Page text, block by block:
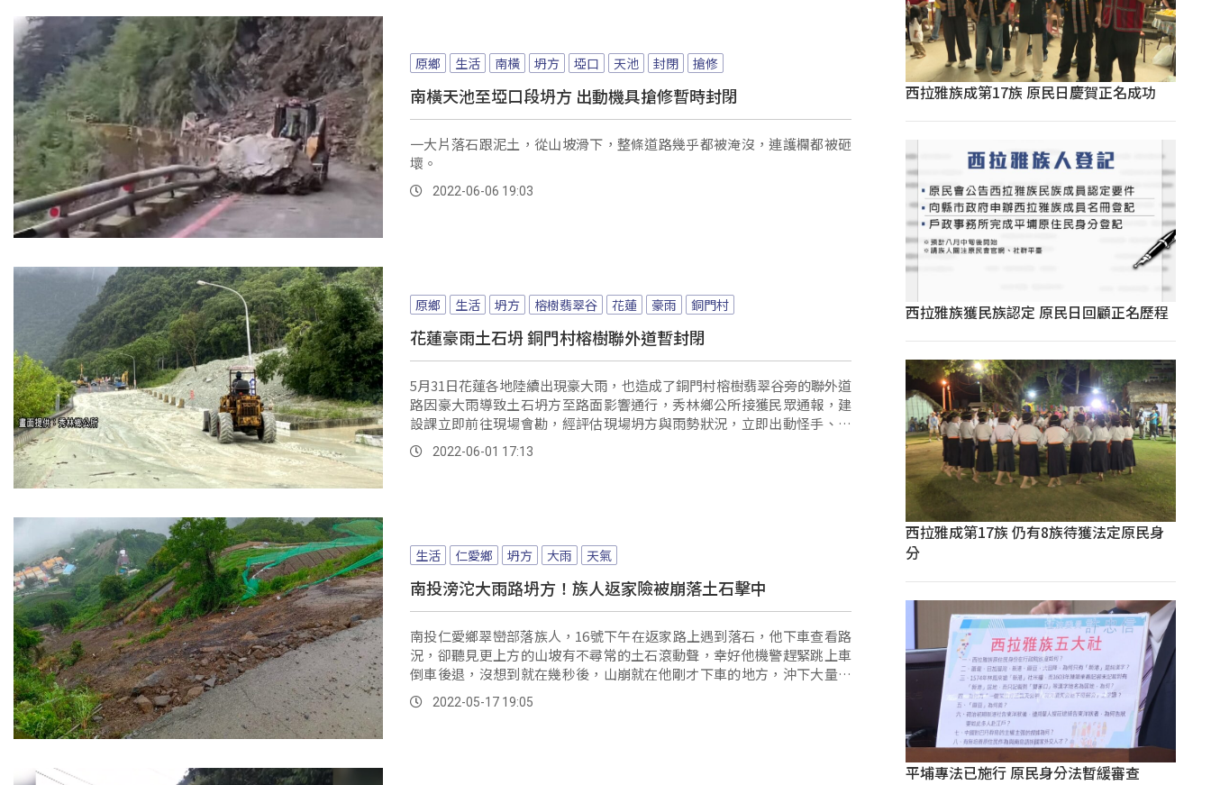
原鄉 生活 南橫 坍方 埡口 天池 封閉 搶修
南橫天池至埡口段坍方 出動機具搶修暫時封閉
一大片落石跟泥土，從山坡滑下，整條道路幾乎都被淹沒，連護欄都被砸
壞。
2022-06-06 19:03
原鄉 生活 坍方 榕樹翡翠谷 花蓮 豪雨 銅門村
花蓮豪雨土石坍 銅門村榕樹聯外道暫封閉
5月31日花蓮各地陸續出現豪大雨，也造成了銅門村榕樹翡翠谷旁的聯外道
路因豪大雨導致土石坍方至路面影響通行，秀林鄉公所接獲民眾通報，建
設課立即前往現場會勘，經評估現場坍方與雨勢狀況，立即出動怪手、小
山貓...。2022-06-01 17:13
生活 仁愛鄉 坍方 大雨 天氣
南投滂沱大雨路坍方！族人返家險被崩落土石擊中
南投仁愛鄉翠巒部落族人，16號下午在返家路上遇到落石，他下車查看路
況，卻聽見更上方的山坡有不尋常的土石滾動聲，幸好他機警趕緊跳上車
倒車後退，沒想到就在幾秒後，山崩就在他剛才下車的地方，沖下大量的
土石。2022-05-17 19:05
西拉雅族成第17族 原民日慶賀正名成功
西拉雅族獲民族認定 原民日回顧正名歷程
西拉雅成第17族 仍有8族待獲法定原民身
分
平埔專法已施行 原民身分法暫緩審查